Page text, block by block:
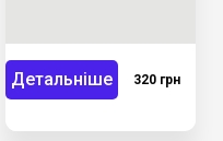
Детальніше 320 грн